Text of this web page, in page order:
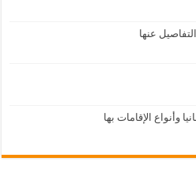
وأنواع الإقامات بها